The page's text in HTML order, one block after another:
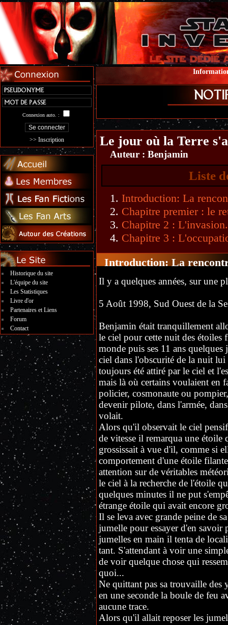
Connexion auto. :
>> Inscription
Historique du site
L'équipe du site
Les Statistiques
Livre d'or
Partenaires et Liens
Forum
Contact
Le jour où la Terre
Auteur : Benjamin
Liste
Introduction: La
Chapitre premier : le
Chapitre 2 : L'invasion.
Chapitre 3 :
Introduction: La
Il y a quelques années, sur une
5 Août 1998, Sud Ouest de la
Benjamin était tranquillement
le ciel pour cette nuit des étoiles
monde puis ses 11 ans
ciel dans l'obscurité de la nuit
toujours été attiré par le ciel et
mais là où certains voulaient en
policier, cosmonaute ou
devenir pilote, dans l'armée,
volait.
Alors qu'il observait le ciel
de vitesse il remarqua une
grossissait à vue d'il, comme si
comportement d'une étoile
attention sur de véritables
le ciel à la recherche de l'étoile
quelques minutes il ne put
étrange étoile qui avait encore
Il se leva avec grande peine de
jumelle pour essayer d'en savoir
jumelles en main il tenta de
tant. S'attendant à voir une
de voir quelque chose qui
quoi...
Ne quittant pas sa trouvaille
en une seconde la boule de feu
aucune trace.
Alors qu'il allait reposer les